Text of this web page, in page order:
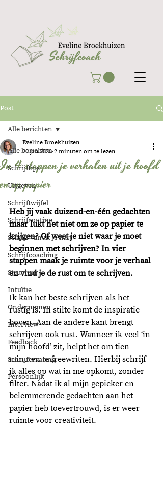
Post
Alle berichten
Schrijftips
Uitgeven
Schrijftwijfel
Schrijfroutine
Schrijf vanuit je hart
Schrijfcoaching
Structuur
Intuïtie
Ondernemen
Interview
Feedback
Schrijfervaring
Persoonlijk
Alle berichten
In 4 stappen je verhalen uit je hoofd
en op papier
Eveline Broekhuizen
20 jan 2020 2 minuten om te lezen
Heb jij vaak duizend-en-één gedachten
maar lukt het niet om ze op papier te
krijgen? Of weet je niet waar je moet
beginnen met schrijven? In vier
stappen maak je ruimte voor je verhaal
en vind je de rust om te schrijven.
Ik kan het beste schrijven als het
rustig is. In stilte komt de inspiratie
boven. Aan de andere kant brengt
schrijven ook rust. Wanneer ik veel ‘in
mijn hoofd’ zit, helpt het om tien
minuten te freewriten. Hierbij schrijf
ik alles op wat in me opkomt, zonder
filter. Nadat ik al mijn gepieker en
belemmerende gedachten aan het
papier heb toevertrouwd, is er weer
ruimte voor creativiteit.